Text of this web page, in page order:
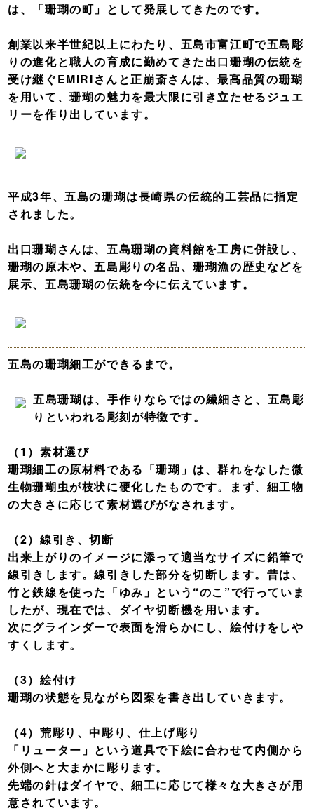
は、「珊瑚の町」として発展してきたのです。
創業以来半世紀以上にわたり、五島市富江町で五島彫
りの進化と職人の育成に勤めてきた出口珊瑚の伝統を
受け継ぐEMIRIさんと正崩斎さんは、最高品質の珊瑚
を用いて、珊瑚の魅力を最大限に引き立たせるジュエ
リーを作り出しています。
平成3年、五島の珊瑚は長崎県の伝統的工芸品に指定
されました。
出口珊瑚さんは、五島珊瑚の資料館を工房に併設し、
珊瑚の原木や、五島彫りの名品、珊瑚漁の歴史などを
展示、五島珊瑚の伝統を今に伝えています。
五島の珊瑚細工ができるまで。
五島珊瑚は、手作りならではの繊細さと、五島彫
りといわれる彫刻が特徴です。
（1）素材選び
珊瑚細工の原材料である「珊瑚」は、群れをなした微
生物珊瑚虫が枝状に硬化したものです。まず、細工物
の大きさに応じて素材選びがなされます。
（2）線引き、切断
出来上がりのイメージに添って適当なサイズに鉛筆で
線引きします。線引きした部分を切断します。昔は、
竹と鉄線を使った「ゆみ」という“のこ”で行っていま
したが、現在では、ダイヤ切断機を用います。
次にグラインダーで表面を滑らかにし、絵付けをしや
すくします。
（3）絵付け
珊瑚の状態を見ながら図案を書き出していきます。
（4）荒彫り、中彫り、仕上げ彫り
「リューター」という道具で下絵に合わせて内側から
外側へと大まかに彫ります。
先端の針はダイヤで、細工に応じて様々な大きさが用
意されています。